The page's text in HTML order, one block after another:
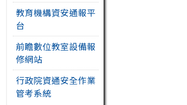
教育機構資安通報平
台
前瞻數位教室設備報
修網站
行政院資通安全作業
管考系統